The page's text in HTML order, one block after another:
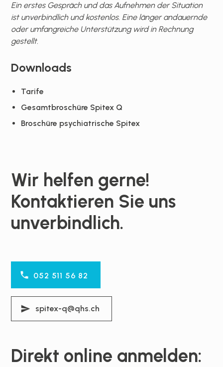
Ein erstes Gespräch und das Aufnehmen der Situation
ist unverbindlich und kostenlos. Eine länger andauernde
oder umfangreiche Unterstützung wird in Rechnung
gestellt.
Downloads
Tarife
Gesamtbroschüre Spitex Q
Broschüre psychiatrische Spitex
Wir helfen gerne!
Kontaktieren Sie uns
unverbindlich.
052 511 56 82
spitex-q@qhs.ch
Direkt online anmelden: